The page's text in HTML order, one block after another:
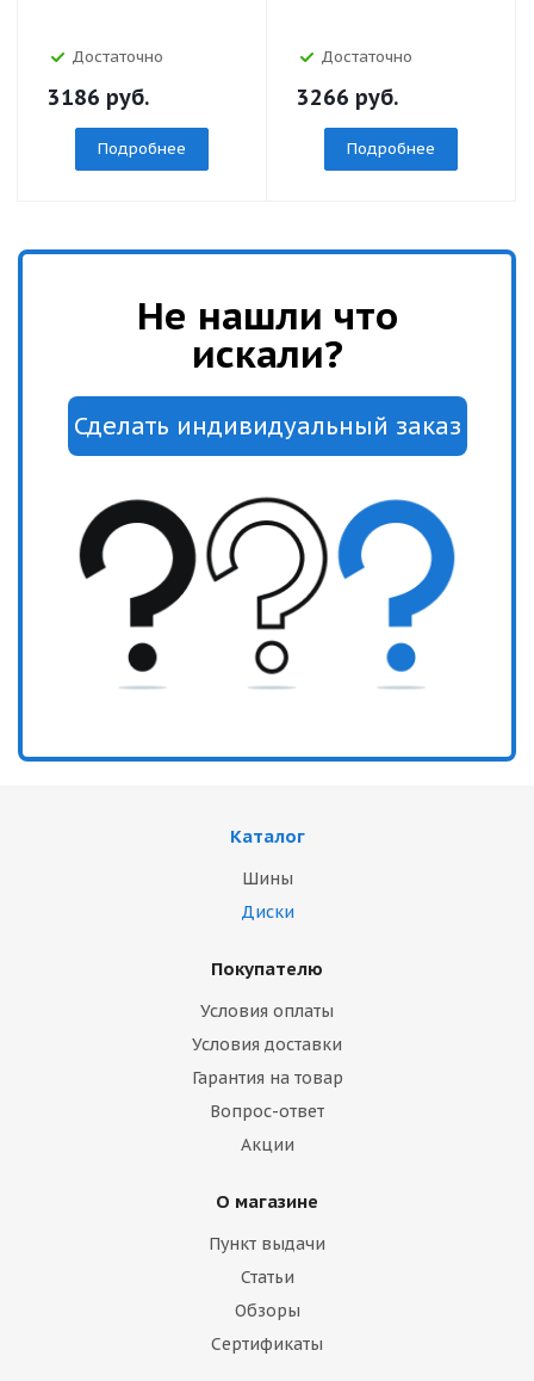
Достаточно
3186 руб.
Подробнее
Достаточно
3266 руб.
Подробнее
Не нашли что
искали?
Каталог
Шины
Диски
Покупателю
Условия оплаты
Условия доставки
Гарантия на товар
Вопрос-ответ
Акции
О магазине
Пункт выдачи
Статьи
Обзоры
Сертификаты